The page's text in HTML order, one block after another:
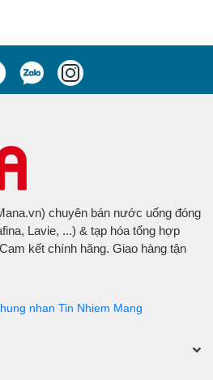
chuyên bán nước uống đóng
Lavie, ...) & tạp hóa tổng hợp
kết chính hãng. Giao hàng tận